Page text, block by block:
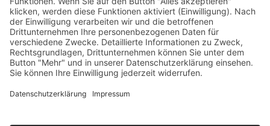
Suchen & Finden Datenschutz
Cookie-Einstellungen